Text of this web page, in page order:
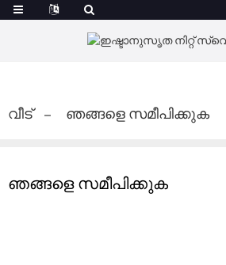
വീട് ഞങ്ങളെ സമീപിക്കുക
ഞങ്ങളെ സമീപിക്കുക